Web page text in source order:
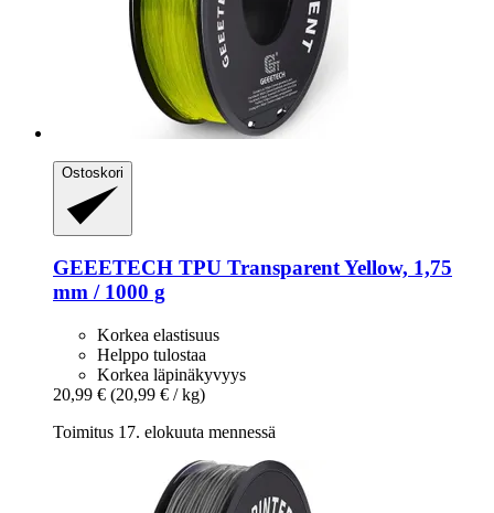
Ostoskori
GEEETECH TPU Transparent Yellow, 1,75
mm / 1000 g
Korkea elastisuus
Helppo tulostaa
Korkea läpinäkyvyys
20,99 € (20,99 € / kg)
Toimitus 17. elokuuta mennessä